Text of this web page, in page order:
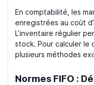
En comptabilité, les
enregistrées au coût
L’inventaire régulier
stock. Pour calculer le
plusieurs méthodes
Normes FIFO :